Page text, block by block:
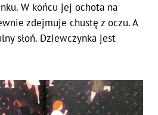
W końcu jej ochota na
zdejmuje chustę z oczu. A
słoń. Dziewczynka jest